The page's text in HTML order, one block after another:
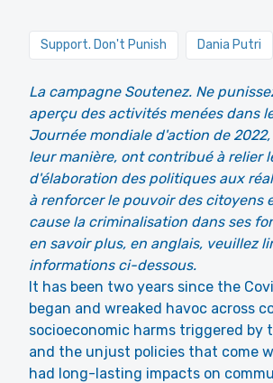
Support. Don't Punish Dania Putri
La campagne Soutenez. Ne
aperçu des activités menées dans
Journée mondiale d'action de
leur manière, ont contribué à relier
d'élaboration des politiques aux
à renforcer le pouvoir des citoyens
cause la criminalisation dans ses
en savoir plus, en anglais, veuillez
informations ci-dessous.
It has been two years since the
began and wreaked havoc across
socioeconomic harms triggered by
and the unjust policies that come
had long-lasting impacts on